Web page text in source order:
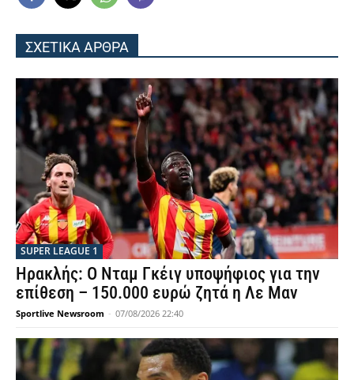
ΣΧΕΤΙΚΑ ΑΡΘΡΑ
SUPER LEAGUE 1
Ηρακλής: Ο Νταμ Γκέιγ υποψήφιος για την
επίθεση – 150.000 ευρώ ζητά η Λε Μαν
Sportlive Newsroom - 07/08/2026 22:40